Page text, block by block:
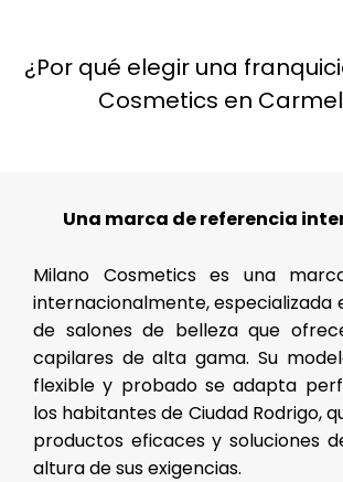
¿Por qué elegir una
Cosmetics en
Una marca de referencia
Milano Cosmetics es una
internacionalmente, especializada
de salones de belleza que
capilares de alta gama. Su
flexible y probado se adapta
los habitantes de Ciudad Rodrigo,
productos eficaces y soluciones
altura de sus exigencias.